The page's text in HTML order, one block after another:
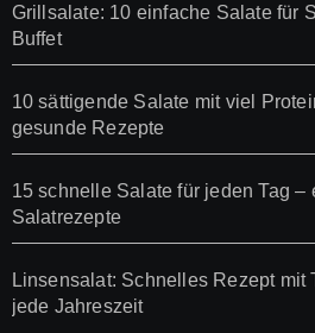
Grillsalate: 10 einfache Salate für
Buffet
10 sättigende Salate mit viel
gesunde Rezepte
15 schnelle Salate für jeden Tag –
Salatrezepte
Linsensalat: Schnelles Rezept mit
jede Jahreszeit